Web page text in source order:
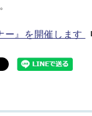
ー』を開催します